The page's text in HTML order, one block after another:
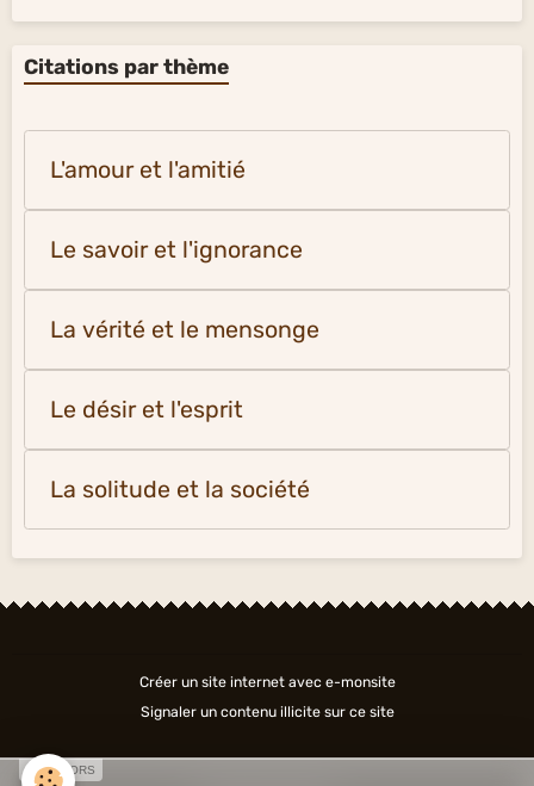
Citations par thème
L'amour et l'amitié
Le savoir et l'ignorance
La vérité et le mensonge
Le désir et l'esprit
La solitude et la société
Créer un site internet avec e-monsite
Signaler un contenu illicite sur ce site
SPONSORS